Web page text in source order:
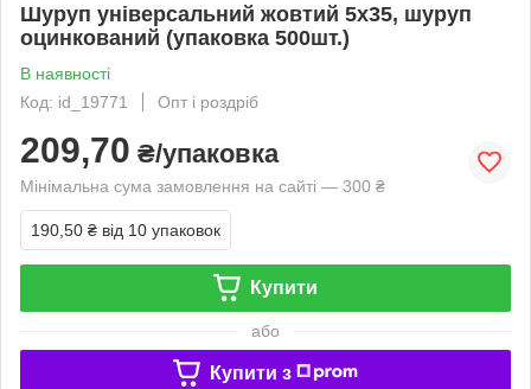
Шуруп універсальний жовтий 5х35, шуруп
оцинкований (упаковка 500шт.)
В наявності
Код: id_19771
Опт і роздріб
209,70 ₴/упаковка
Мінімальна сума замовлення на сайті — 300 ₴
190,50 ₴ від 10 упаковок
Купити
або
Купити з